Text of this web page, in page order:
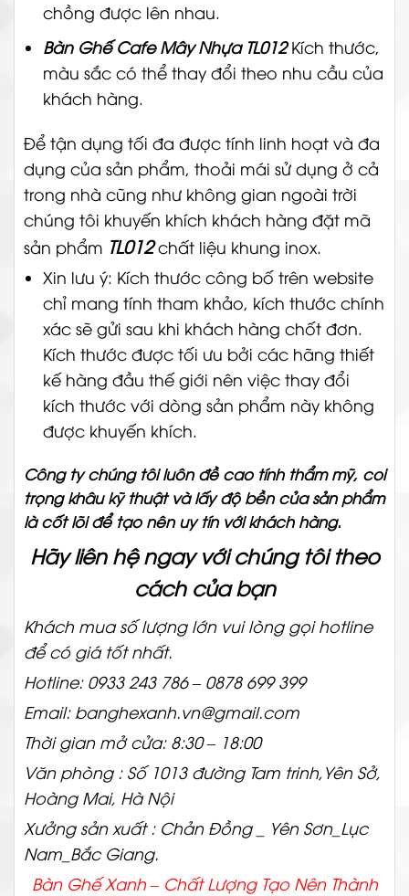
chồng được lên nhau.
Bàn Ghế Cafe Mây Nhựa TL012 Kích thước,
màu sắc có thể thay đổi theo nhu cầu của
khách hàng.
Để tận dụng tối đa được tính linh hoạt và đa
dụng của sản phẩm, thoải mái sử dụng ở cả
trong nhà cũng như không gian ngoài trời
chúng tôi khuyến khích khách hàng đặt mã
sản phẩm TL012chất liệu khung inox.
Xin lưu ý: Kích thước công bố trên website
chỉ mang tính tham khảo, kích thước chính
xác sẽ gửi sau khi khách hàng chốt đơn.
Kích thước được tối ưu bởi các hãng thiết
kế hàng đầu thế giới nên việc thay đổi
kích thước với dòng sản phẩm này không
được khuyến khích.
Công ty chúng tôi luôn đề cao tính thẩm mỹ, coi
trọng khâu kỹ thuật và lấy độ bền của sản phẩm
là cốt lõi để tạo nên uy tín với khách hàng.
Hãy liên hệ ngay với chúng tôi theo
cách của bạn
Khách mua số lượng lớn vui lòng gọi hotline
để có giá tốt nhất.
Hotline: 0933 243 786 – 0878 699 399
Email: banghexanh.vn@gmail.com
Thời gian mở cửa: 8:30 – 18:00
Văn phòng : Số 1013 đường Tam trinh,Yên Sở,
Hoàng Mai, Hà Nội
Xưởng sản xuất : Chản Đồng _ Yên Sơn_Lục
Nam_Bắc Giang.
Bàn Ghế Xanh – ChấtLượng Tạo Nên Thành